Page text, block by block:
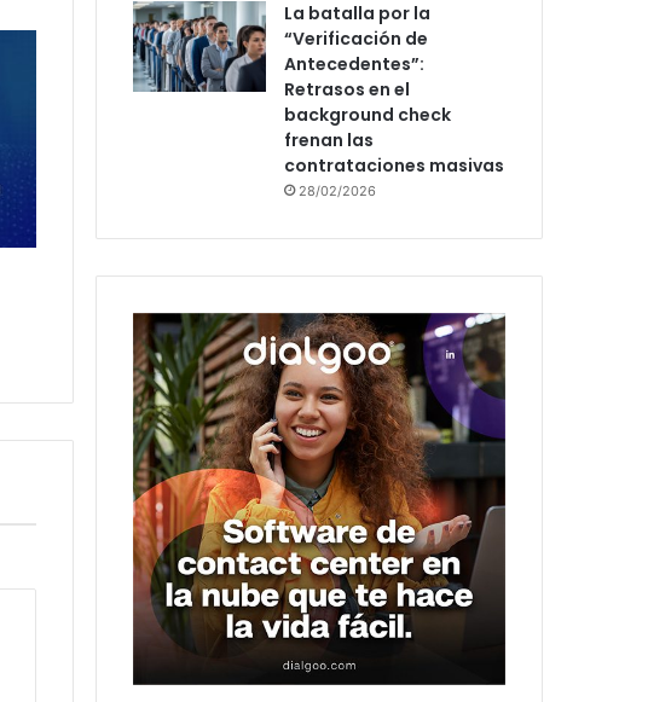
La batalla por la
“Verificación de
Antecedentes”:
Retrasos en el
background check
frenan las
contrataciones masivas
28/02/2026